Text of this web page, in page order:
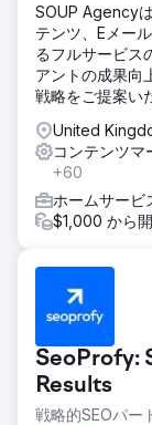
この課題に対処
ワードをターゲ
を実施しました
ことなく、権威
ーストーン コン
テール キーワー
連性を高める強
た。すべてのコ
リプション、
結果
オーガニック
り、オーガニ
ームを通じて
ら販売へのコン
ック リードは約
性の向上とター
な影響を与える
SOUP Agency
テンツ、Eメー
るフルサービス
アントの成果向
戦略をご提案い
United
コンテンツマ
+60
ホームサービ
$1,000 から
SeoProfy:
Results
戦略的SEOパー